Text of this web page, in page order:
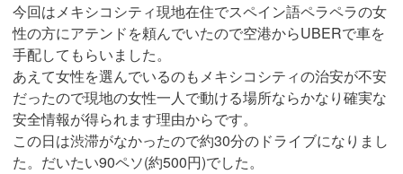
今回はメキシコシティ現地在住でスペイン語ペラペラの女
性の方にアテンドを頼んでいたので空港からUBERで車を
手配してもらいました。
あえて女性を選んでいるのもメキシコシティの治安が不安
だったので現地の女性一人で動ける場所ならかなり確実な
安全情報が得られます理由からです。
この日は渋滞がなかったので約30分のドライブになりまし
た。だいたい90ペソ(約500円)でした。